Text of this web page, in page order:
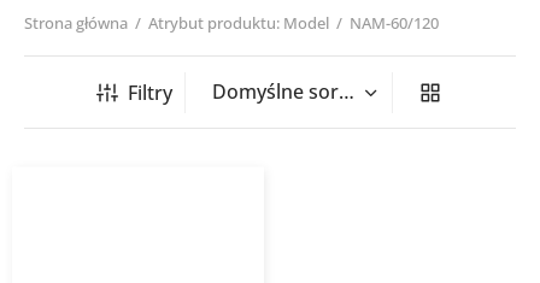
Strona główna / Atrybut produktu: Model / NAM-60/120
Filtry